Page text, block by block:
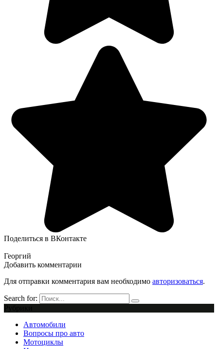
Поделиться в ВКонтакте
Георгий
Добавить комментарии
Для отправки комментария вам необходимо авторизоваться.
Search for:
Автомобили
Вопросы про авто
Мотоциклы